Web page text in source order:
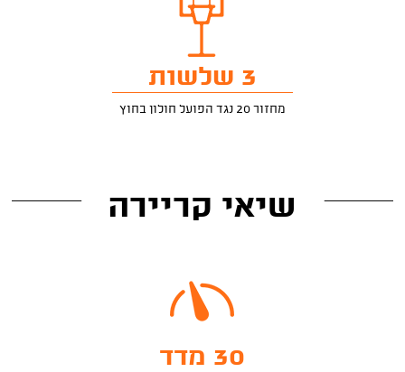
3 שלשות
מחזור 20 נגד הפועל חולון בחוץ
שיאי קריירה
30 מדד